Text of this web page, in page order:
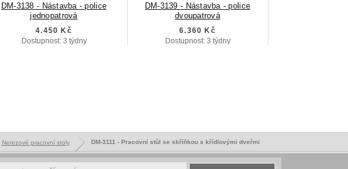
DM-3138 - Nástavba - police
jednopatrová
4.450 Kč
Dostupnost: 3 týdny
DM-3139 - Nástavba - police
dvoupatrová
6.360 Kč
Dostupnost: 3 týdny
Nerezové pracovní stoly DM-3111 - Pracovní stůl se skříňkou s křídlovými dveřmi